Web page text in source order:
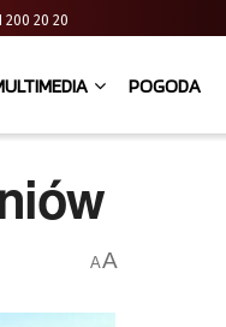
200 20 20
POGODA
AA